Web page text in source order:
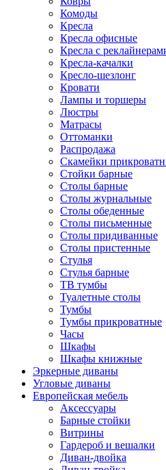
Комоды
Кресла
Кресла офисные
Кресла с
Кресла-качалки
Кресло-шезлонг
Кровати
Лампы и торшеры
Люстры
Матрасы
Оттоманки
Распродажа
Скамейки
Стойки барные
Столы барные
Столы журнальные
Столы обеденные
Столы письменные
Столы придиванные
Столы пристенные
Стулья
Стулья барные
ТВ тумбы
Туалетные столы
Тумбы
Тумбы прикроватные
Часы
Шкафы
Шкафы книжные
Эркерные диваны
Угловые диваны
Европейская мебель
Аксессуары
Барные стойки
Витрины
Гардероб и вешалки
Диван-двойка